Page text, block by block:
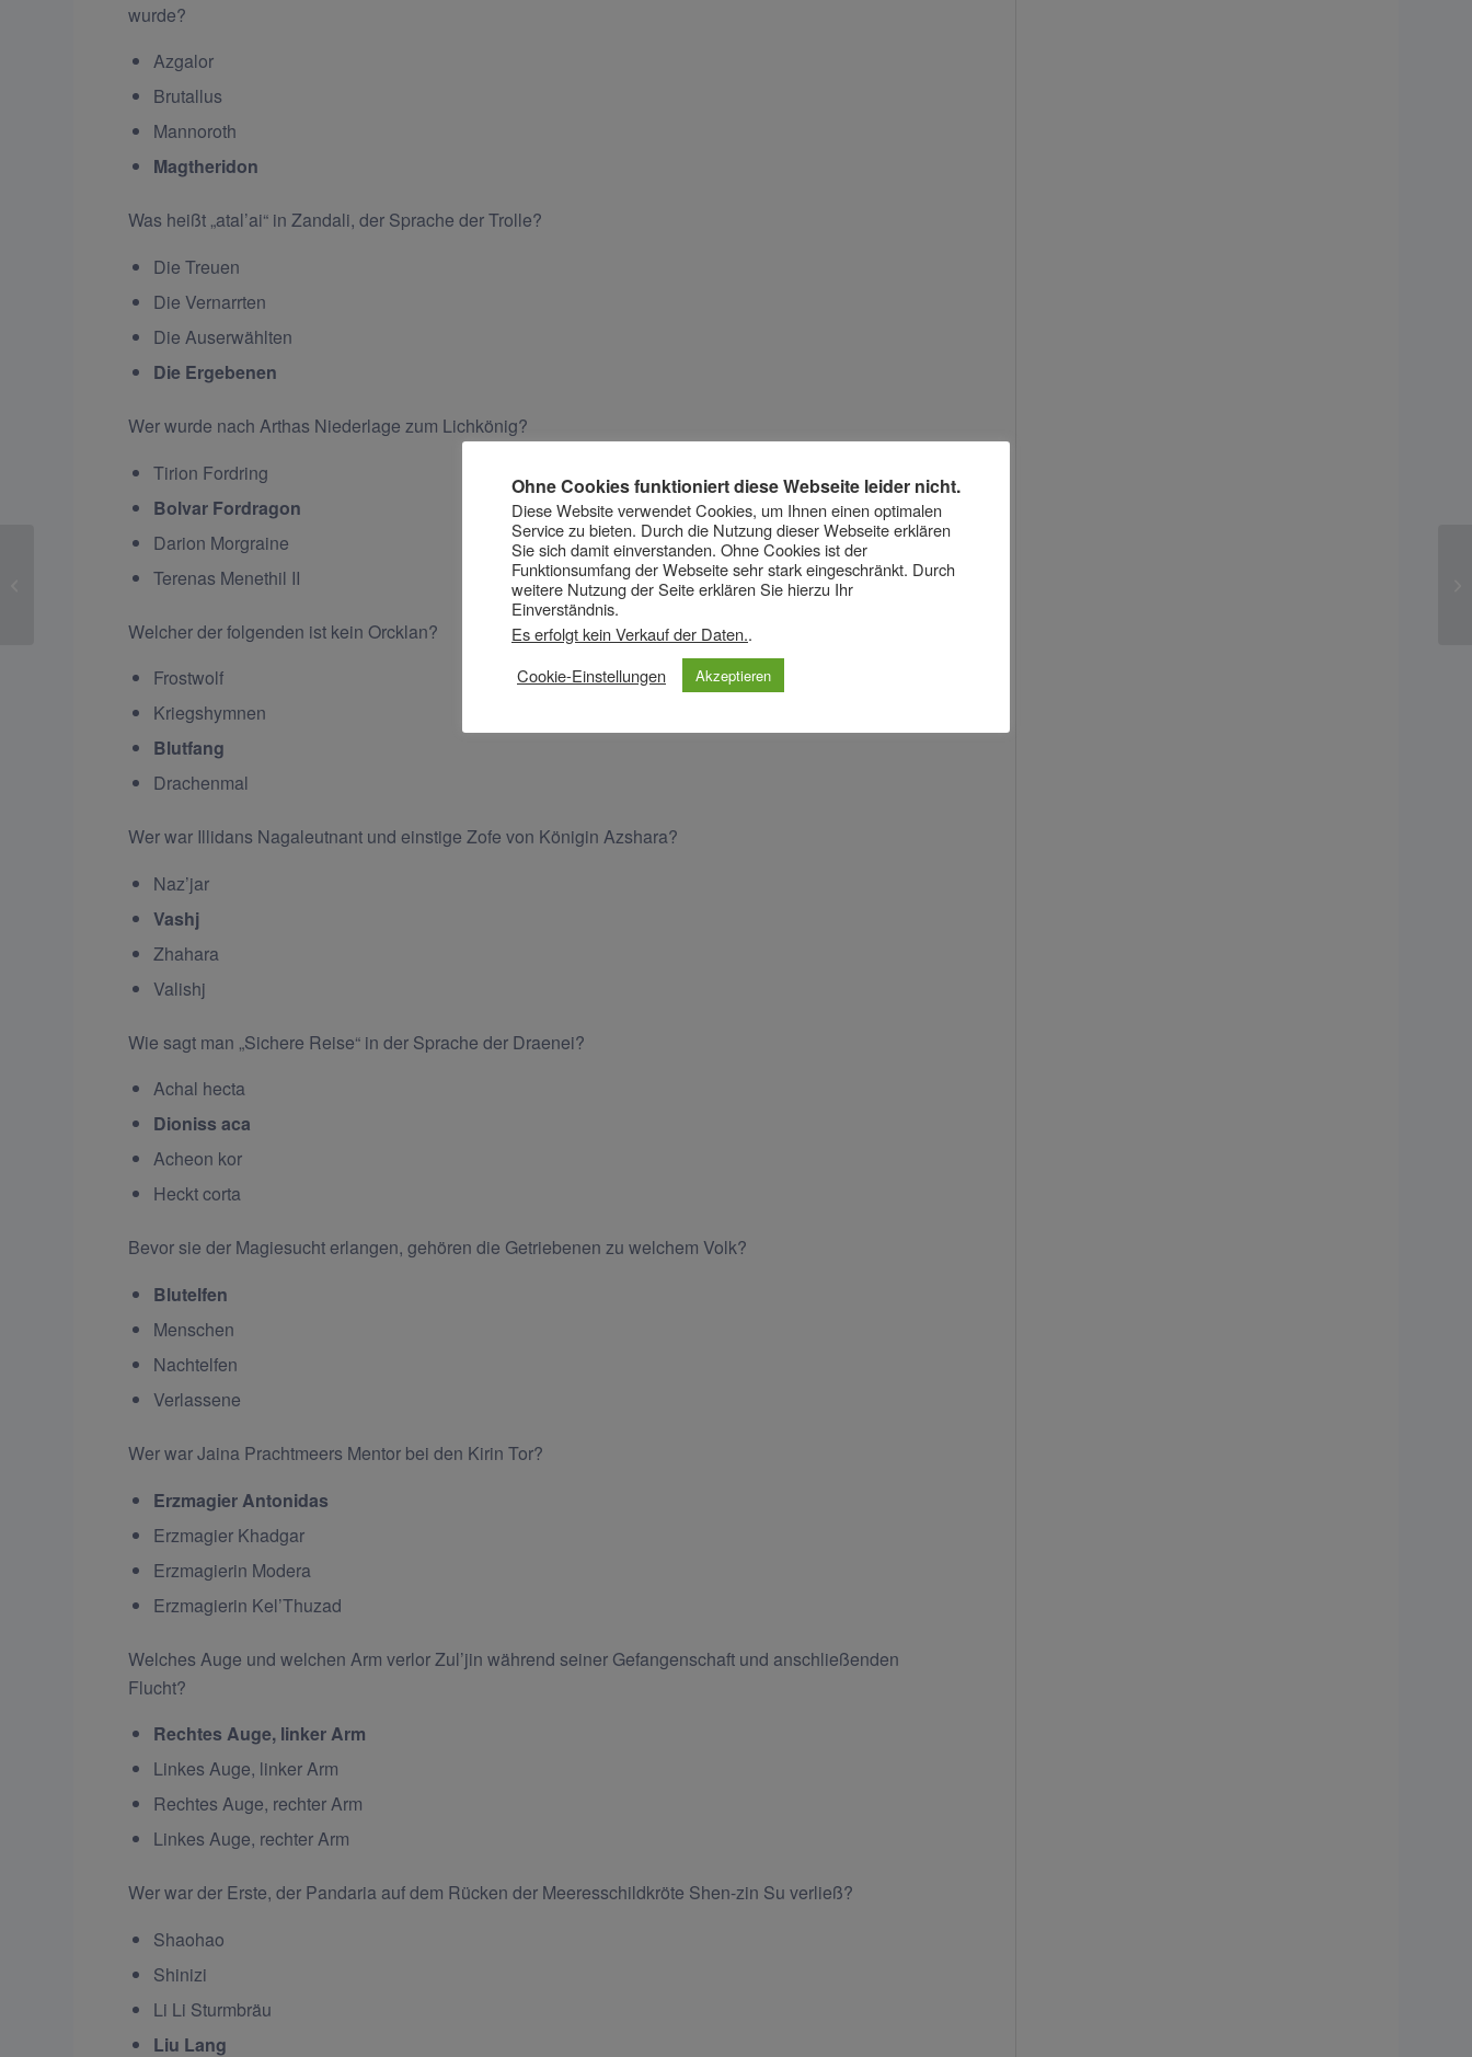
wurde?
Azgalor
Brutallus
Mannoroth
Magtheridon
Was heißt „atal’ai“ in Zandali, der Sprache der Trolle?
Die Treuen
Die Vernarrten
Die Auserwählten
Die Ergebenen
Wer wurde nach Arthas Niederlage zum Lichkönig?
Tirion Fordring
Bolvar Fordragon
Darion Morgraine
Terenas Menethil II
Welcher der folgenden ist kein Orcklan?
Frostwolf
Kriegshymnen
Blutfang
Drachenmal
Wer war Illidans Nagaleutnant und einstige Zofe von Königin Azshara?
Naz’jar
Vashj
Zhahara
Valishj
Wie sagt man „Sichere Reise“ in der Sprache der Draenei?
Achal hecta
Dioniss aca
Acheon kor
Heckt corta
Bevor sie der Magiesucht erlangen, gehören die Getriebenen zu welchem Volk?
Blutelfen
Menschen
Nachtelfen
Verlassene
Wer war Jaina Prachtmeers Mentor bei den Kirin Tor?
Erzmagier Antonidas
Erzmagier Khadgar
Erzmagierin Modera
Erzmagierin Kel’Thuzad
Welches Auge und welchen Arm verlor Zul’jin während seiner Gefangenschaft und anschließenden
Flucht?
Rechtes Auge, linker Arm
Linkes Auge, linker Arm
Rechtes Auge, rechter Arm
Linkes Auge, rechter Arm
Wer war der Erste, der Pandaria auf dem Rücken der Meeresschildkröte Shen-zin Su verließ?
Shaohao
Shinizi
Li Li Sturmbräu
Liu Lang
Titanenresiduum farmen
Ohne Cookies funktioniert diese Webseite leider nicht.
Diese Website verwendet Cookies, um Ihnen einen optimalen
Service zu bieten. Durch die Nutzung dieser Webseite erklären
Sie sich damit einverstanden. Ohne Cookies ist der
Funktionsumfang der Webseite sehr stark eingeschränkt. Durch
weitere Nutzung der Seite erklären Sie hierzu Ihr
Einverständnis.
Es erfolgt kein Verkauf der Daten..
Cookie-Einstellungen
Akzeptieren